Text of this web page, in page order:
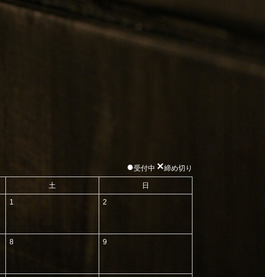
●受付中 ×締め切り
土
日
1 2
8 9